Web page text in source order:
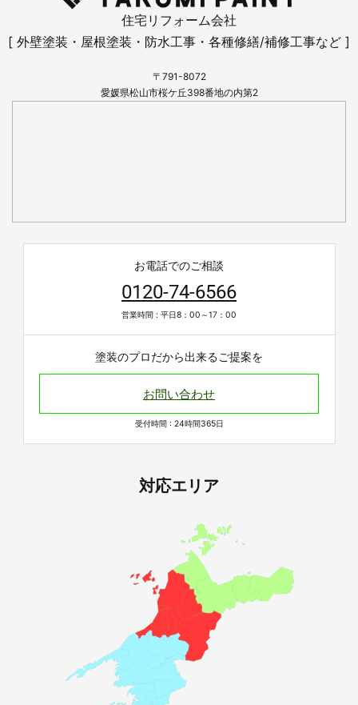
住宅リフォーム会社
[ 外壁塗装・屋根塗装・防水工事・各種修繕/補修工事など ]
〒791-8072
愛媛県松山市桜ケ丘398番地の内第2
お電話でのご相談
0120-74-6566
営業時間 : 平日8：00～17：00
塗装のプロだから出来るご提案を
お問い合わせ
受付時間 : 24時間365日
対応エリア